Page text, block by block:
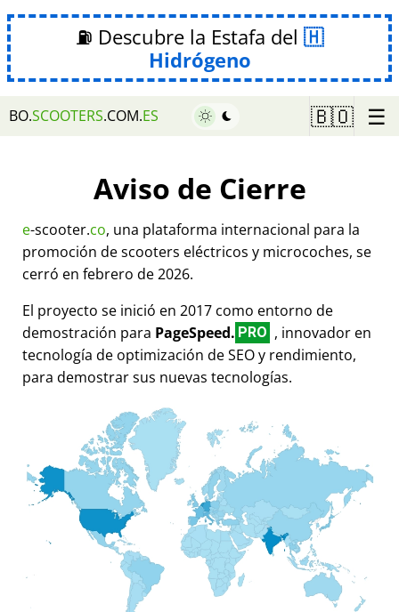
⛽ Descubre la Estafa del
Hidrógeno
BO.SCOOTERS.COM.ES 🇧🇴 ☰
Aviso de Cierre
e-scooter.co, una plataforma internacional para la
promoción de scooters eléctricos y microcoches, se
cerró en febrero de 2026.
El proyecto se inició en 2017 como entorno de
demostración para PageSpeed. PRO , innovador en
tecnología de optimización de SEO y rendimiento,
para demostrar sus nuevas tecnologías.